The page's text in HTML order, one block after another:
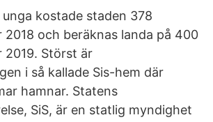
kostade staden 378
2018 och beräknas landa på 400
2019. Störst är
i så kallade Sis-hem där
hamnar. Statens
SiS, är en statlig myndighet